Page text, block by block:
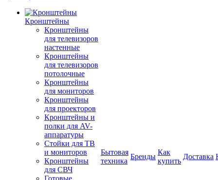
Кронштейны
Кронштейны
для телевизоров
настенные
Кронштейны
для телевизоров
потолочные
Кронштейны
для мониторов
Кронштейны
для проекторов
Кронштейны и
полки для AV-
аппаратуры
Стойки для ТВ
и мониторов
Кронштейны
для СВЧ
Готовые
Бытовая
техника
Бренды
Как
купить
Доставка